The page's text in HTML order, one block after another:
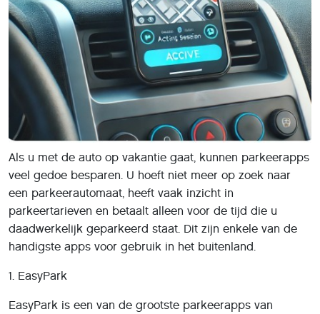
Als u met de auto op vakantie gaat, kunnen parkeerapps
veel gedoe besparen. U hoeft niet meer op zoek naar
een parkeerautomaat, heeft vaak inzicht in
parkeertarieven en betaalt alleen voor de tijd die u
daadwerkelijk geparkeerd staat. Dit zijn enkele van de
handigste apps voor gebruik in het buitenland.
1. EasyPark
EasyPark is een van de grootste parkeerapps van